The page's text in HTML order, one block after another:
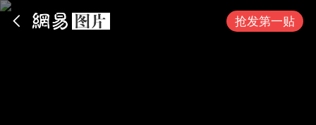
抢发第一贴
App内打开